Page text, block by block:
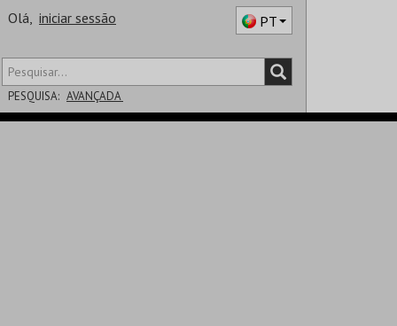
Olá, iniciar sessão PT
PESQUISA: AVANÇADA